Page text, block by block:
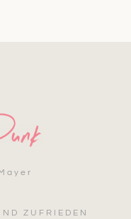
ZUFRIEDEN